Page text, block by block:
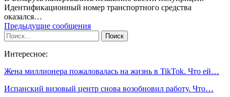
Идентификационный номер транспортного средства
оказался…
Предыдущие сообщения
Интересное:
Жена миллионера пожаловалась на жизнь в TikTok. Что ей…
Испанский визовый центр снова возобновил работу. Что…